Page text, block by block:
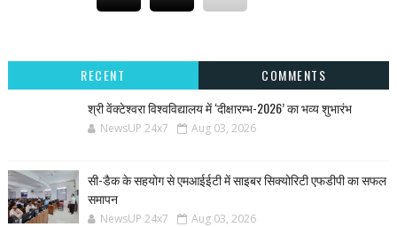
RECENT
COMMENTS
श्री वेंक्टेश्वरा विश्वविद्यालय में ‘दीक्षारम्भ-2026’ का भव्य शुभारंभ
NewsUP 24x7 Aug 03, 2026
सी-डैक के सहयोग से एमआईईटी में साइबर सिक्योरिटी एफडीपी का सफल
समापन
NewsUP 24x7 Aug 03, 2026